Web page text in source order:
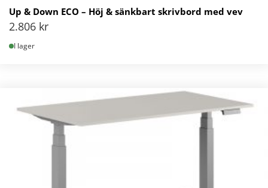
Up & Down ECO – Höj & sänkbart skrivbord med vev
2.806 kr
I lager